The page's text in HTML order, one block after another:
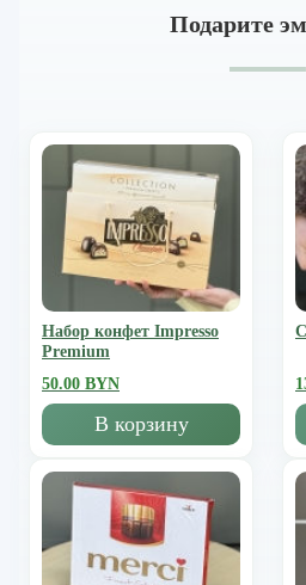
Подарите
Набор конфет Impresso
Premium
50.00 BYN
В корзину